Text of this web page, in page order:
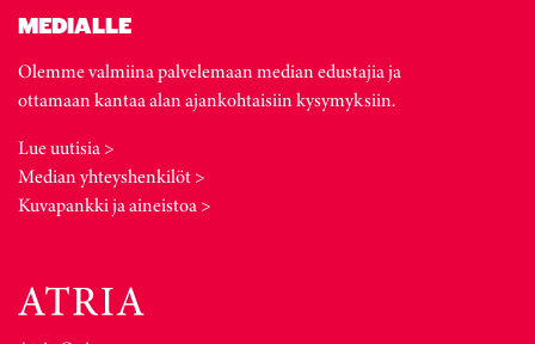
MEDIALLE
Olemme valmiina palvelemaan median edustajia ja
ottamaan kantaa alan ajankohtaisiin kysymyksiin.
Lue uutisia >
Median yhteyshenkilöt >
Kuvapankki ja aineistoa >